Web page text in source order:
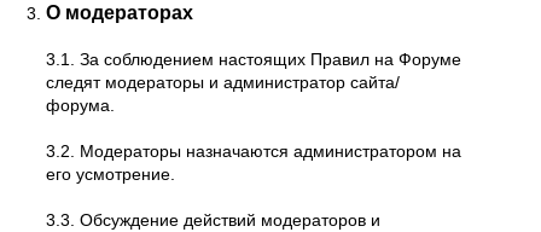
О модераторах
3.1. За соблюдением настоящих Правил на Форуме
следят модераторы и администратор сайта/
форума.
3.2. Модераторы назначаются администратором на
его усмотрение.
3.3. Обсуждение действий модераторов и